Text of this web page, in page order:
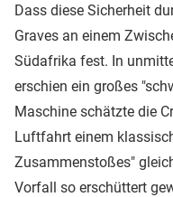
Dass diese Sicherheit
Graves an einem
Südafrika fest. In
erschien ein großes
Maschine schätzte die
Luftfahrt einem
Zusammenstoßes"
Vorfall so erschüttert